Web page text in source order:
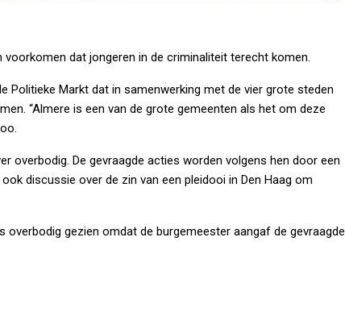
voorkomen dat jongeren in de criminaliteit terecht komen.
Politieke Markt dat in samenwerking met de vier grote steden
“Almere is een van de grote gemeenten als het om deze
overbodig. De gevraagde acties worden volgens hen door een
discussie over de zin van een pleidooi in Den Haag om
gezien omdat de burgemeester aangaf de gevraagde